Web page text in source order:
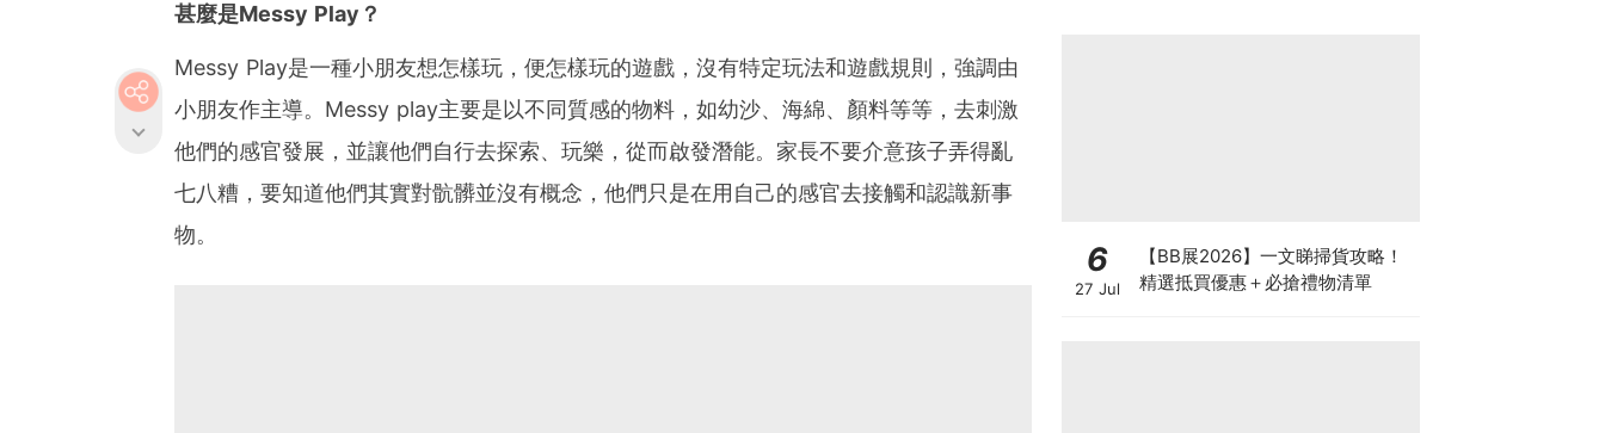
甚麼是Messy Play？
Messy Play是一種小朋友想怎樣玩，便怎樣玩的遊戲，沒有特定玩法和遊戲規則，強調由
小朋友作主導。Messy play主要是以不同質感的物料，如幼沙、海綿、顏料等等，去刺激
他們的感官發展，並讓他們自行去探索、玩樂，從而啟發潛能。家長不要介意孩子弄得亂
七八糟，要知道他們其實對骯髒並沒有概念，他們只是在用自己的感官去接觸和認識新事
物。
6
27 Jul
【BB展2026】一文睇掃貨攻略！
精選抵買優惠＋必搶禮物清單